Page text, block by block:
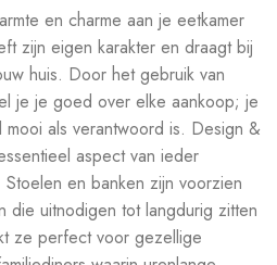
en charme aan je eetkamer
zijn eigen karakter en draagt bij
huis. Door het gebruik van
je je goed over elke aankoop; je
als verantwoord is. Design &
aspect van ieder
en banken zijn voorzien
die uitnodigen tot langdurig zitten
ze perfect voor gezellige